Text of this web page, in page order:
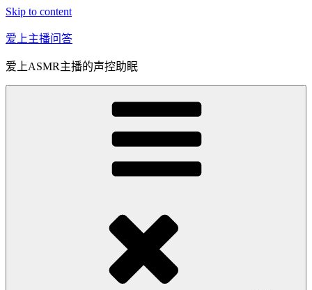
Skip to content
爱上主播问答
爱上ASMR主播的声控助眠